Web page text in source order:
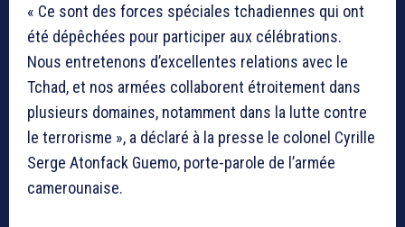
« Ce sont des forces spéciales tchadiennes qui ont
été dépêchées pour participer aux célébrations.
Nous entretenons d’excellentes relations avec le
Tchad, et nos armées collaborent étroitement dans
plusieurs domaines, notamment dans la lutte contre
le terrorisme », a déclaré à la presse le colonel Cyrille
Serge Atonfack Guemo, porte-parole de l’armée
camerounaise.